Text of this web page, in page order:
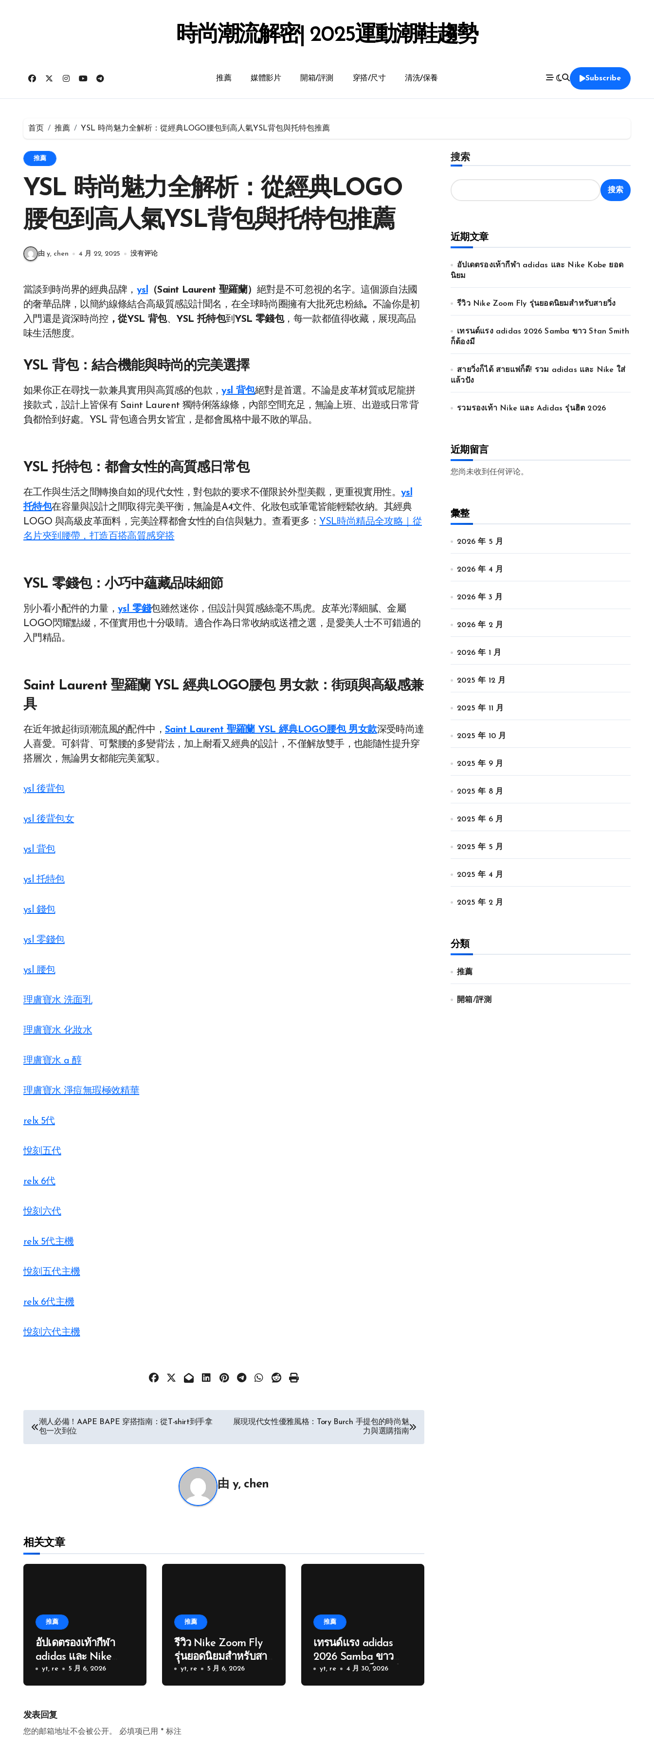
時尚潮流解密| 2025運動潮鞋趨勢
推薦 媒體影片 開箱/評測 穿搭/尺寸 清洗/保養 Subscribe
首页 推薦 YSL 時尚魅力全解析：從經典LOGO腰包到高人氣YSL背包與托特包推薦
推薦
YSL 時尚魅力全解析：從經典LOGO
腰包到高人氣YSL背包與托特包推薦
由 y, chen 4 月 22, 2025 没有评论
當談到時尚界的經典品牌， ysl （Saint Laurent 聖羅蘭） 絕對是不可忽視的名字。這個源自法國
的奢華品牌，以簡約線條結合高級質感設計聞名，在全球時尚圈擁有大批死忠粉絲。 不論你是初
入門還是資深時尚控 ，從YSL 背包、 YSL 托特包到 YSL 零錢包，每一款都值得收藏，展現高品
味生活態度。
YSL 背包：結合機能與時尚的完美選擇
如果你正在尋找一款兼具實用與高質感的包款，ysl 背包絕對是首選。不論是皮革材質或尼龍拼
接款式，設計上皆保有 Saint Laurent 獨特俐落線條，內部空間充足，無論上班、出遊或日常背
負都恰到好處。YSL 背包適合男女皆宜，是都會風格中最不敗的單品。
YSL 托特包：都會女性的高質感日常包
在工作與生活之間轉換自如的現代女性，對包款的要求不僅限於外型美觀，更重視實用性。 ysl
托特包在容量與設計之間取得完美平衡，無論是A4文件、化妝包或筆電皆能輕鬆收納。其經典
LOGO 與高級皮革面料，完美詮釋都會女性的自信與魅力。查看更多： YSL時尚精品全攻略｜從
名片夾到腰帶，打造百搭高質感穿搭
YSL 零錢包：小巧中蘊藏品味細節
別小看小配件的力量， ysl 零錢包雖然迷你，但設計與質感絲毫不馬虎。皮革光澤細膩、金屬
LOGO閃耀點綴，不僅實用也十分吸睛。適合作為日常收納或送禮之選，是愛美人士不可錯過的
入門精品。
Saint Laurent 聖羅蘭 YSL 經典LOGO腰包 男女款：街頭與高級感兼
具
在近年掀起街頭潮流風的配件中， Saint Laurent 聖羅蘭 YSL 經典LOGO腰包 男女款深受時尚達
人喜愛。可斜背、可繫腰的多變背法，加上耐看又經典的設計，不僅解放雙手，也能隨性提升穿
搭層次，無論男女都能完美駕馭。
ysl 後背包
ysl 後背包女
ysl 背包
ysl 托特包
ysl 錢包
ysl 零錢包
ysl 腰包
理膚寶水 洗面乳
理膚寶水 化妝水
理膚寶水 a 醇
理膚寶水 淨痘無瑕極效精華
relx 5代
悅刻五代
relx 6代
悅刻六代
relx 5代主機
悅刻五代主機
relx 6代主機
悅刻六代主機
文
章
潮人必備！AAPE BAPE 穿搭指南：從T-shirt到手拿
包一次到位
展現現代女性優雅風格：Tory Burch 手提包的時尚魅
力與選購指南
由 y, chen
相关文章
推薦
อัปเดตรองเท้ากีฬา
adidas และ Nike
Kobe ยอดนิยม
yt, re 5 月 6, 2026
推薦
รีวิว Nike Zoom Fly
รุ่นยอดนิยมสำหรับสาย
วิ่งyt, re 5 月 6, 2026
推薦
เทรนด์แรง adidas
2026 Samba ขาว
Stan Smith ก็ต้องมี
yt, re 4 月 30, 2026
发表回复
您的邮箱地址不会被公开。 必填项已用 * 标注
搜索
搜索
近期文章
อัปเดตรองเท้ากีฬา adidas และ Nike Kobe ยอด
นิยม
รีวิว Nike Zoom Fly รุ่นยอดนิยมสำหรับสายวิ่ง
เทรนด์แรง adidas 2026 Samba ขาว Stan Smith
ก็ต้องมี
สายวิ่งก็ได้ สายแฟก็ดี! รวม adidas และ Nike ใส่
แล้วปัง
รวมรองเท้า Nike และ Adidas รุ่นฮิต 2026
近期留言
您尚未收到任何评论。
彙整
2026 年 5 月
2026 年 4 月
2026 年 3 月
2026 年 2 月
2026 年 1 月
2025 年 12 月
2025 年 11 月
2025 年 10 月
2025 年 9 月
2025 年 8 月
2025 年 6 月
2025 年 5 月
2025 年 4 月
2025 年 2 月
分類
推薦
開箱/評測